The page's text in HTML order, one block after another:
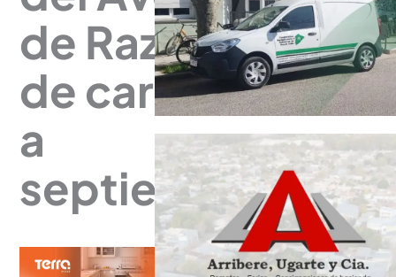
de Raza
de cara
a
septiembre